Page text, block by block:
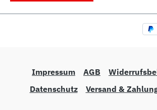
Impressum AGB
Datenschutz
Versand &